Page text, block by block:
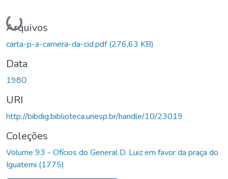
Carregando...
Arquivos
carta-p-a-camera-da-cid.pdf(276,63 KB)
Data
1980
URI
http://bibdig.biblioteca.unesp.br/handle/10/23019
Coleções
Volume 93 - Ofícios do General D. Luiz em favor da praça do
Iguatemi (1775)